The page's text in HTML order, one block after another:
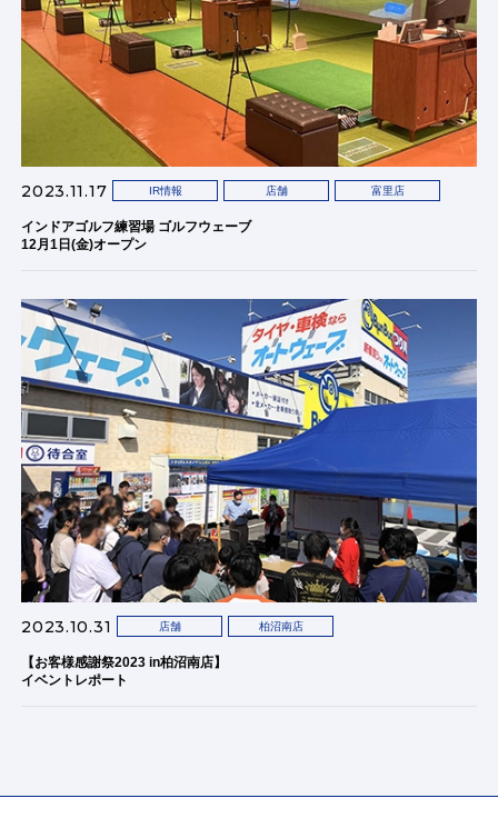
2023.11.17 IR情報 店舗 富里店
インドアゴルフ練習場 ゴルフウェーブ
12月1日(金)オープン
2023.10.31 店舗 柏沼南店
【お客様感謝祭2023 in柏沼南店】
イベントレポート